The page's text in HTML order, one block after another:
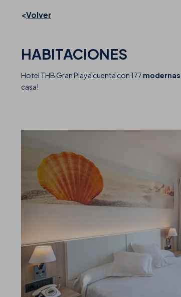
Volver
HABITACIONES
Hotel THB Gran Playa cuenta con 177 modernas
casa!